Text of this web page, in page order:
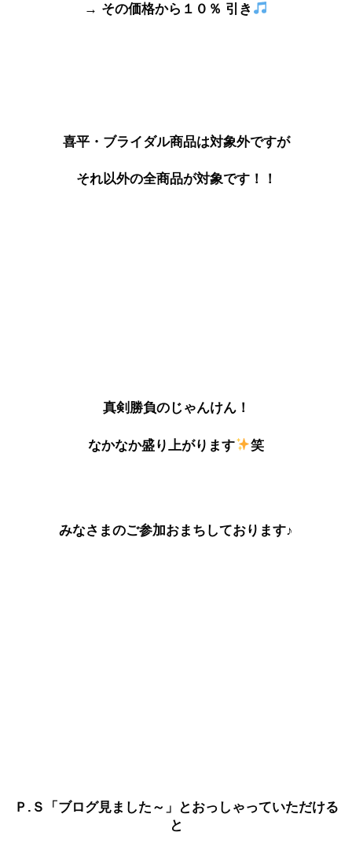
→ その価格から１０％ 引き
喜平・ブライダル商品は対象外ですが
それ以外の全商品が対象です！！
真剣勝負のじゃんけん！
なかなか盛り上がります 笑
みなさまのご参加おまちしております♪
Ｐ.Ｓ「ブログ見ました～」とおっしゃっていただける
と